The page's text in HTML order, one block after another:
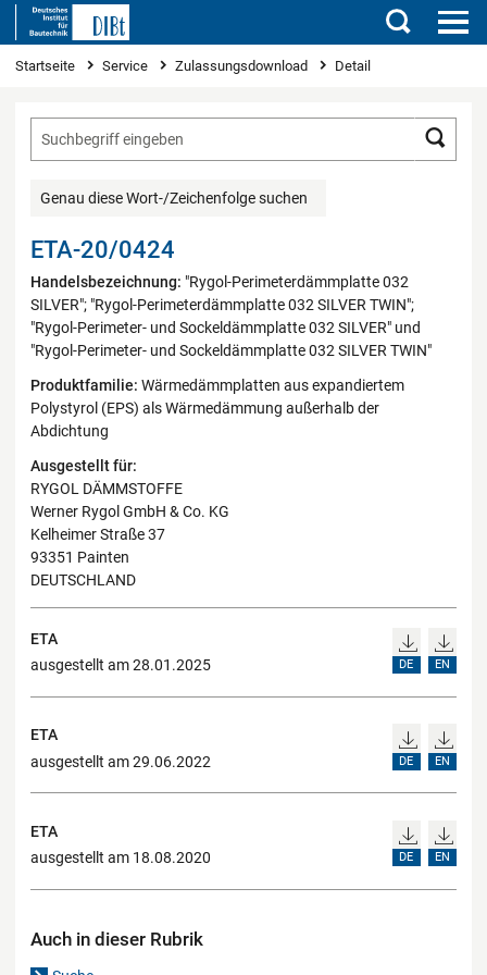
Suchen
Sie sind hier
Startseite Service Zulassungsdownload Detail
Genau diese Wort-/Zeichenfolge suchen
ETA-20/0424
Handelsbezeichnung: "Rygol-Perimeterdämmplatte 032
SILVER"; "Rygol-Perimeterdämmplatte 032 SILVER TWIN";
"Rygol-Perimeter- und Sockeldämmplatte 032 SILVER" und
"Rygol-Perimeter- und Sockeldämmplatte 032 SILVER TWIN"
Produktfamilie: Wärmedämmplatten aus expandiertem
Polystyrol (EPS) als Wärmedämmung außerhalb der
Abdichtung
Ausgestellt für:
RYGOL DÄMMSTOFFE
Werner Rygol GmbH & Co. KG
Kelheimer Straße 37
93351 Painten
DEUTSCHLAND
ETA
ausgestellt am 28.01.2025
DE EN
ETA
ausgestellt am 29.06.2022
DE EN
ETA
ausgestellt am 18.08.2020
DE EN
Auch in dieser Rubrik